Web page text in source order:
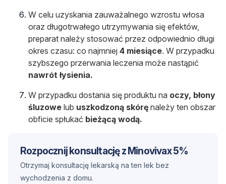
W celu uzyskania zauważalnego wzrostu włosa
oraz długotrwałego utrzymywania się efektów,
preparat należy stosować przez odpowiednio długi
okres czasu: co najmniej 4 miesiące. W przypadku
szybszego przerwania leczenia może nastąpić
nawrót łysienia.
W przypadku dostania się produktu na oczy, błony
śluzowe lub uszkodzoną skórę należy ten obszar
obficie spłukać bieżącą wodą.
Rozpocznij konsultację z Minovivax 5%
Otrzymaj konsultację lekarską na ten lek bez
wychodzenia z domu.